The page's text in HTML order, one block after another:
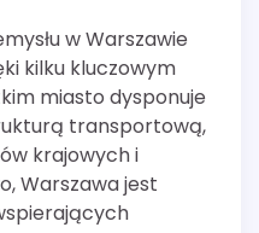
w Warszawie
kilku kluczowym
miasto dysponuje
transportową,
krajowych i
Warszawa jest